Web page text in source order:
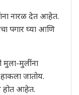
नारळ देत आहेत.
पगार घ्या आणि
मुला-मुलींना
जातोय.
होत आहेत.